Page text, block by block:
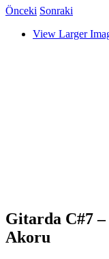
Önceki Sonraki
View Larger
Gitarda C#7
Akoru